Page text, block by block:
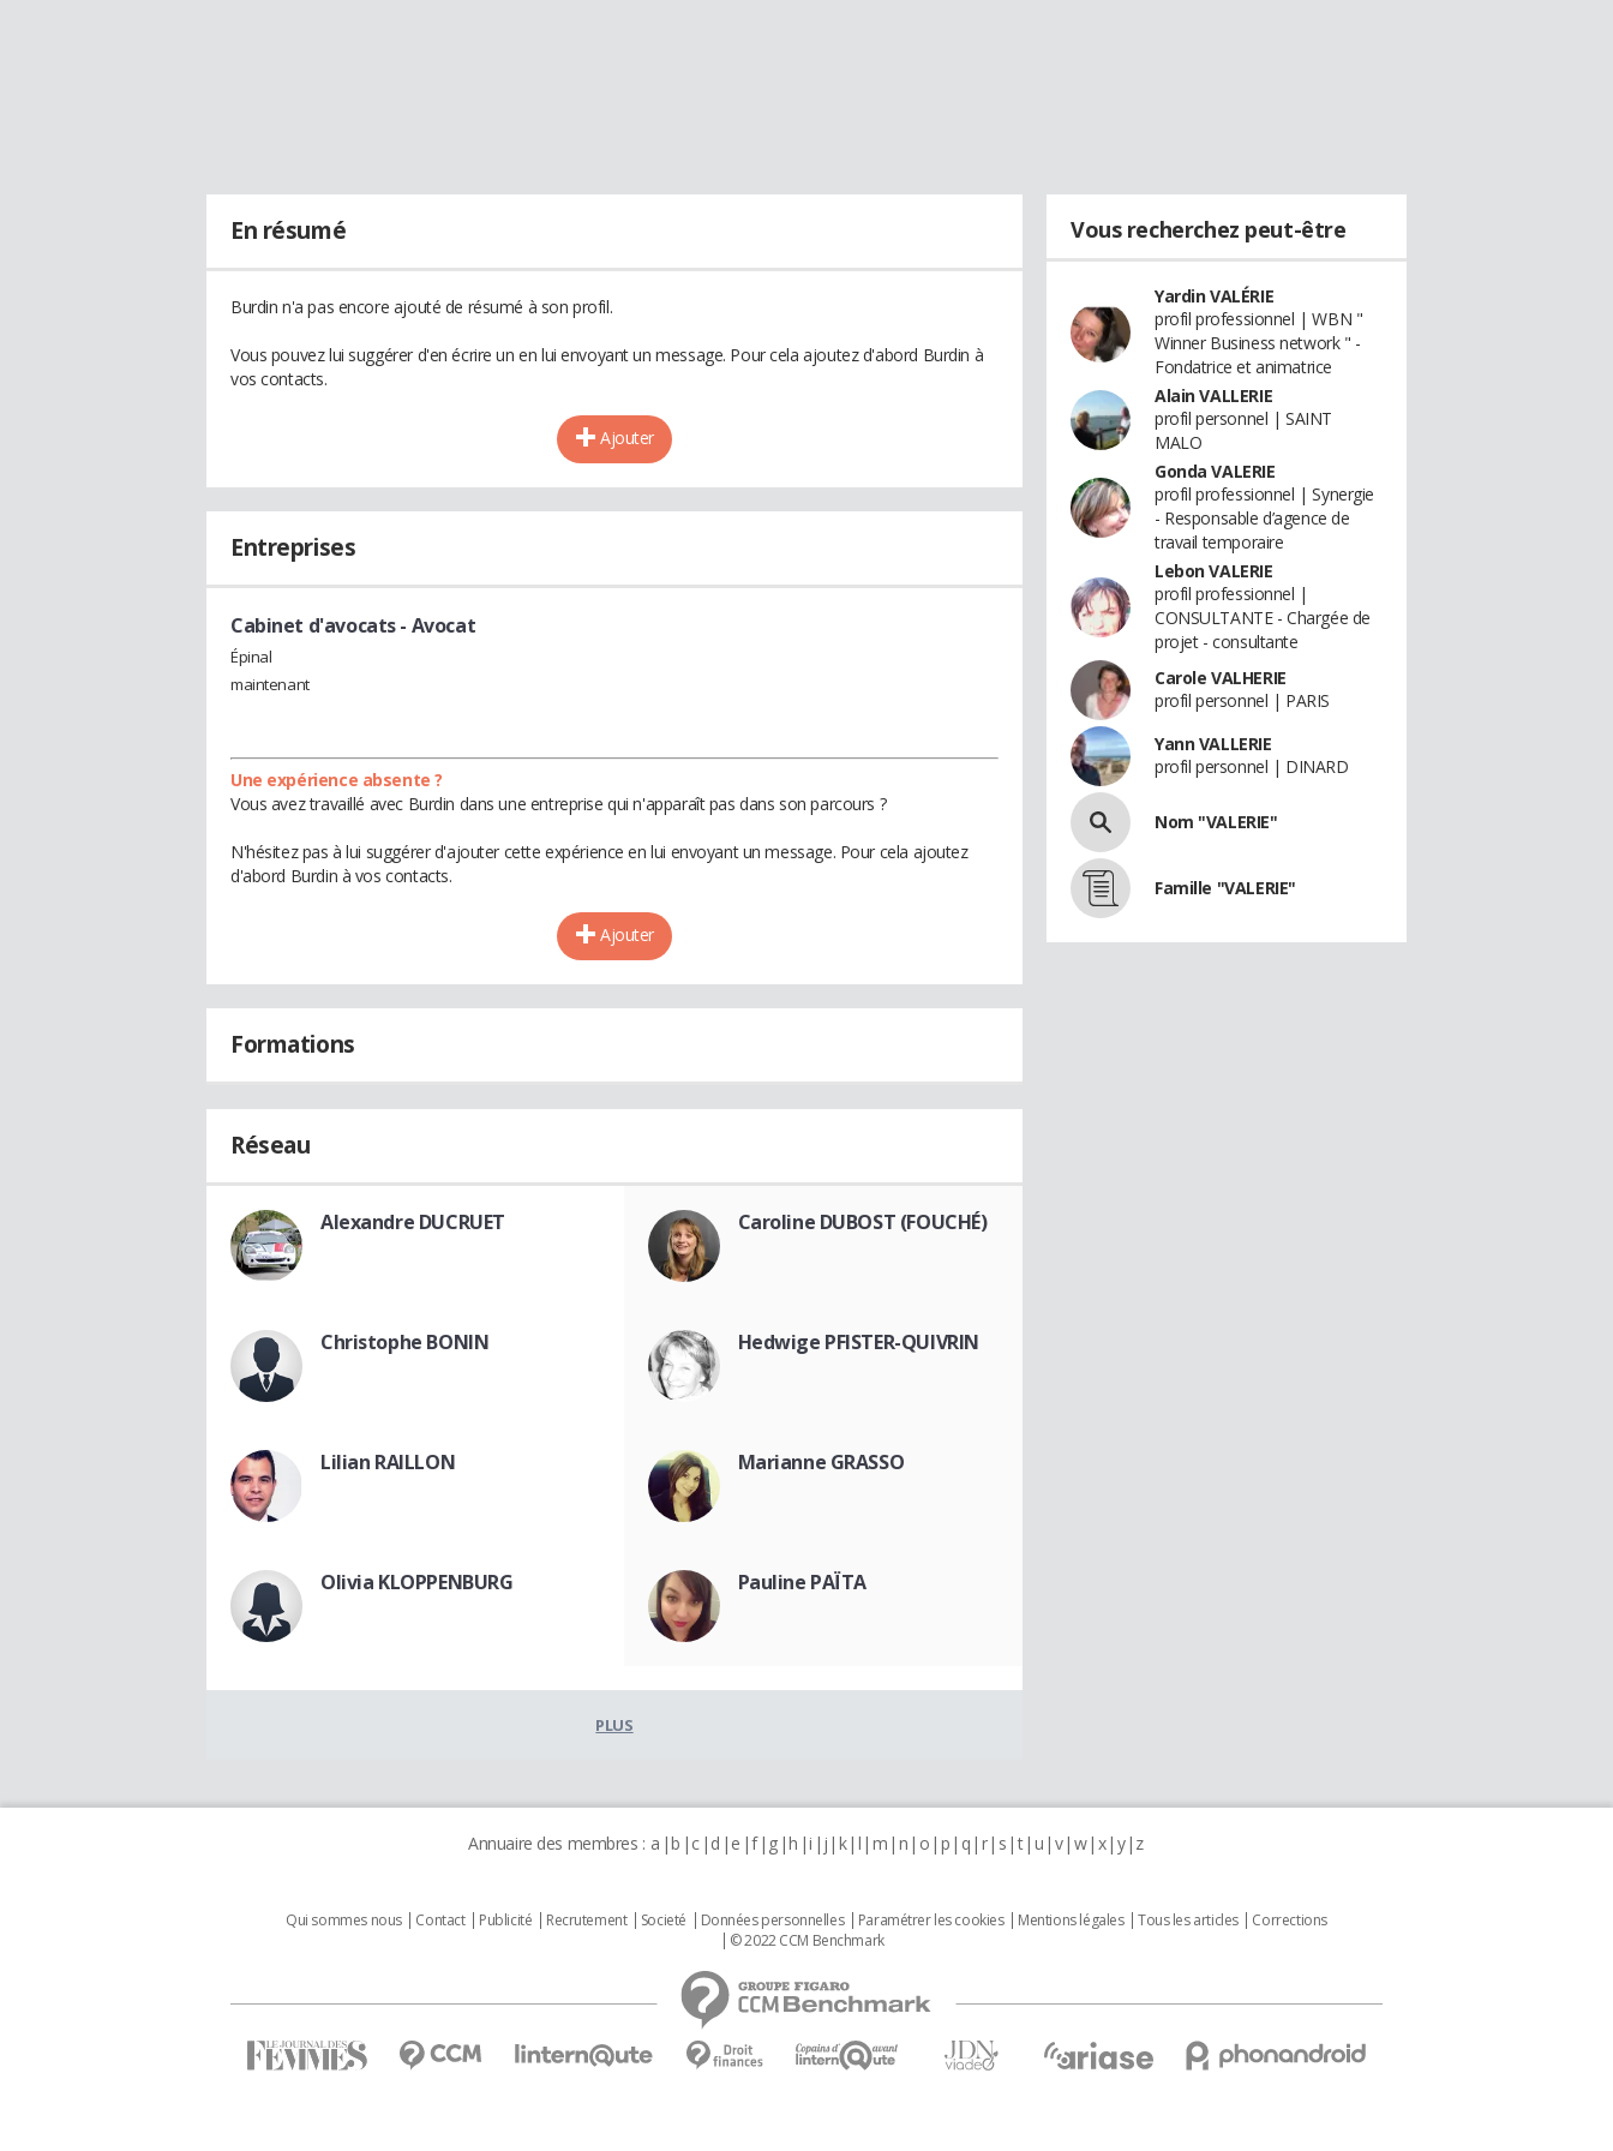
En résumé
Burdin n'a pas encore ajouté de résumé à son profil.
Vous pouvez lui suggérer d'en écrire un en lui envoyant un message. Pour cela ajoutez d'abord Burdin à
vos contacts.
Ajouter
Entreprises
Cabinet d'avocats- Avocat
Épinal
maintenant
Une expérience absente ?
Vous avez travaillé avec Burdin dans une entreprise qui n'apparaît pas dans son parcours ?
N'hésitez pas à lui suggérer d'ajouter cette expérience en lui envoyant un message. Pour cela ajoutez
d'abord Burdin à vos contacts.
Ajouter
Formations
Réseau
Alexandre DUCRUET Caroline DUBOST (FOUCHÉ)
Christophe BONIN Hedwige PFISTER-QUIVRIN
Lilian RAILLON Marianne GRASSO
Olivia KLOPPENBURG Pauline PAÏTA
PLUS
Vous recherchez peut-être
Yardin VALÉRIE
profil professionnel | WBN "
Winner Business network " -
Fondatrice et animatrice
Alain VALLERIE
profil personnel | SAINT
MALO
Gonda VALERIE
profil professionnel | Synergie
- Responsable d’agence de
travail temporaire
Lebon VALERIE
profil professionnel |
CONSULTANTE - Chargée de
projet - consultante
Carole VALHERIE
profil personnel | PARIS
Yann VALLERIE
profil personnel | DINARD
Nom "VALERIE"
Famille "VALERIE"
Annuaire des membres : a b c d e f g h i j k l m n o p q r s t u v w x y z
Qui sommes nous Contact Publicité Recrutement Societé Données personnelles Paramétrer les cookies Mentions légales Tous les articles
Corrections
© 2022 CCM Benchmark